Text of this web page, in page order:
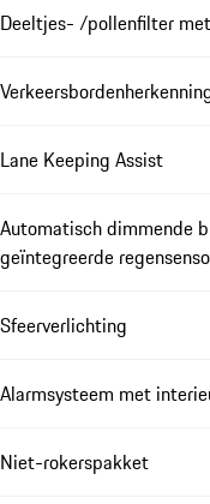
Deeltjes- /pollenfilter
Lane Keeping Assist
Automatisch dimmende
geïntegreerde
Sfeerverlichting
Alarmsysteem met
Niet-rokerspakket